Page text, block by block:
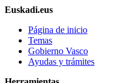
Euskadi.eus
Página de inicio
Temas
Gobierno Vasco
Ayudas y trámites